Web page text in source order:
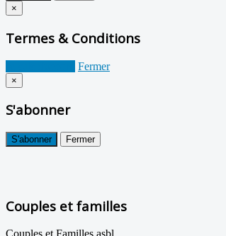
×
Termes & Conditions
Fermer
×
S'abonner
S'abonner Fermer
Couples et familles